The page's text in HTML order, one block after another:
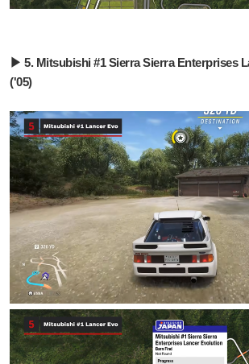
▶ 5. Mitsubishi #1 Sierra Sierra Enterprises
('05)